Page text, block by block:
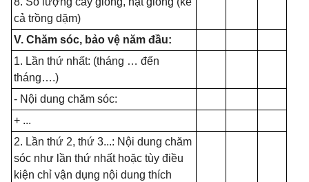
cả trồng dặm)
V. Chăm sóc, bảo vệ năm đầu:
1. Lần thứ nhất: (tháng … đến
tháng….)
- Nội dung chăm sóc:
+ ...
2. Lần thứ 2, thứ 3...: Nội dung chăm
sóc như lần thứ nhất hoặc tùy điều
kiện chỉ vận dụng nội dung thích